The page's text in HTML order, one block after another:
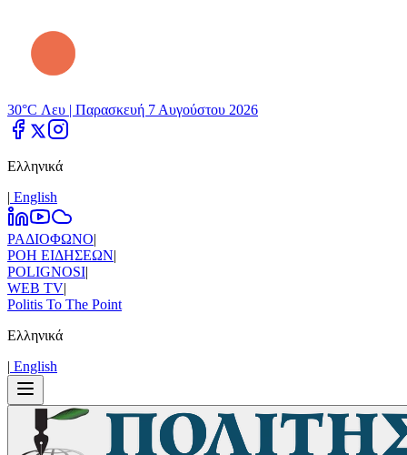
30°C Λευ | Παρασκευή 7 Αυγούστου 2026
Ελληνικά
| Εnglish
ΡΑΔΙΟΦΩΝΟ|
ΡΟΗ ΕΙΔΗΣΕΩΝ|
POLIGNOSI|
WEB TV|
Politis To The Point
Ελληνικά
| Εnglish